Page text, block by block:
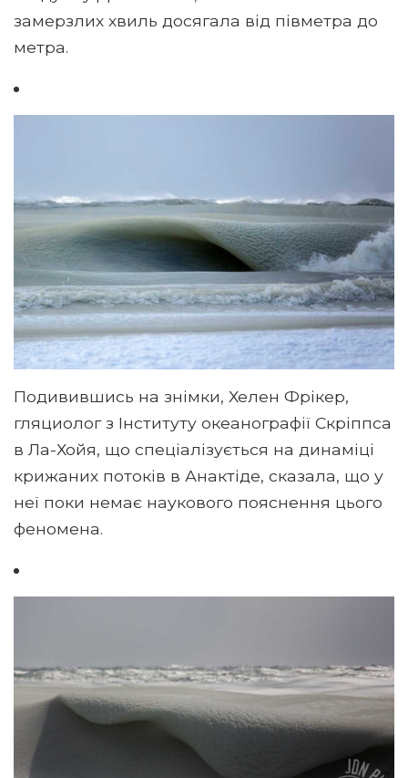
замерзлих хвиль досягала від півметра до
метра.
Подивившись на знімки, Хелен Фрікер,
гляциолог з Інституту океанографії Скріппса
в Ла-Хойя, що спеціалізується на динаміці
крижаних потоків в Анактіде, сказала, що у
неї поки немає наукового пояснення цього
феномена.